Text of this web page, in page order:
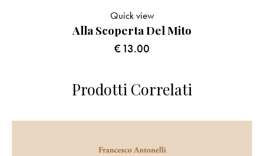
Alla Scoperta Del Mito
€13.00
Quick view
Prodotti Correlati